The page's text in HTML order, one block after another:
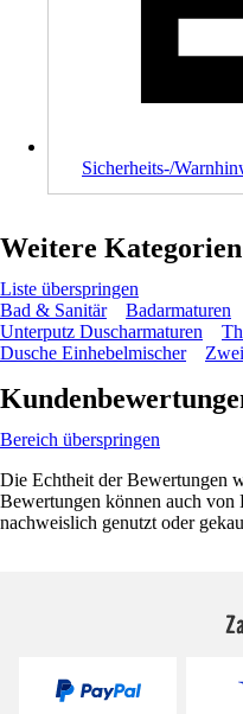
Sicherheits-/
Weitere Kategorien
Liste überspringen
Bad & Sanitär
Badarmaturen
Unterputz Duscharmaturen
Dusche Einhebelmischer
Bereich überspringen
Die Echtheit der Bewertungen
Bewertungen können auch von
nachweislich genutzt oder